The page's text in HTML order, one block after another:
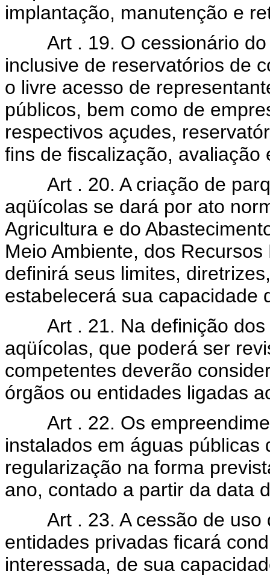
implantação, manutenção e
Art . 19. O cessionário do
inclusive de reservatórios de
o livre acesso de
públicos, bem como de
respectivos açudes,
fins de fiscalização, avaliação
Art . 20. A criação de
aqüícolas se dará por ato
Agricultura e do
Meio Ambiente, dos
definirá seus limites,
estabelecerá sua capacidade
Art . 21. Na definição dos
aqüícolas, que poderá ser
competentes deverão
órgãos ou entidades ligadas
Art . 22. Os
instalados em águas
regularização na forma
ano, contado a partir da data
Art . 23. A cessão de uso
entidades privadas ficará
interessada, de sua